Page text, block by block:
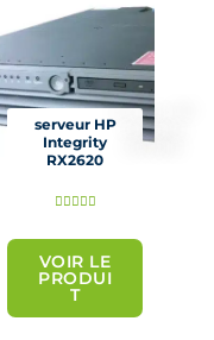
r
serveur HP
Integrity
RX2620
N
é
VOIR LE
PRODUI
T